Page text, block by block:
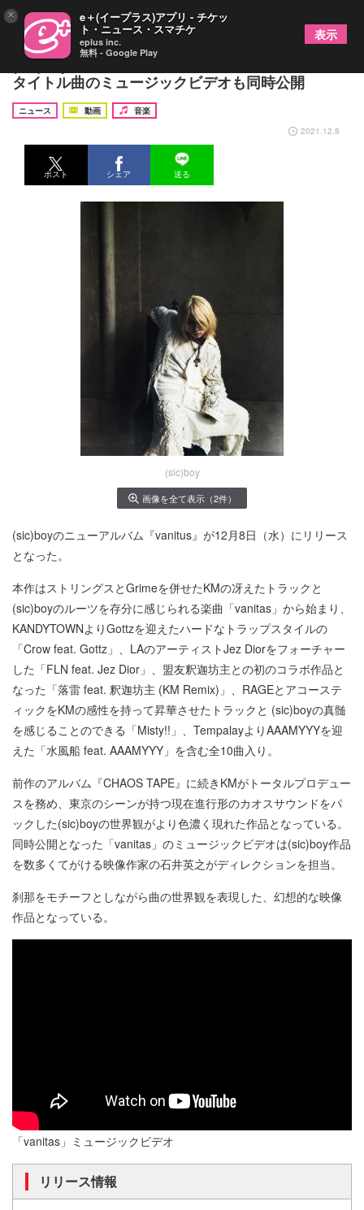
(sic)boy、ニューアルバム『vanitas』リリース
タイトル曲のミュージックビデオも同時公開
ニュース 動画
音楽
2021.12.8
ポスト シェア 送る
(sic)boy
画像を全て表示（2件）
(sic)boyのニューアルバム『vanitus』が12月8日（水）にリリース
となった。
本作はストリングスとGrimeを併せたKMの冴えたトラックと
(sic)boyのルーツを存分に感じられる楽曲「vanitas」から始まり、
KANDYTOWNよりGottzを迎えたハードなトラップスタイルの
「Crow feat. Gottz」、LAのアーティストJez Diorをフォーチャー
した「FLN feat. Jez Dior」、盟友釈迦坊主との初のコラボ作品と
なった「落雷 feat. 釈迦坊主 (KM Remix)」、RAGEとアコーステ
ィックをKMの感性を持って昇華させたトラックと (sic)boyの真髄
を感じることのできる「Misty!!」、TempalayよりAAAMYYYを迎
えた「水風船 feat. AAAMYYY」を含む全10曲入り。
前作のアルバム『CHAOS TAPE』に続きKMがトータルプロデュー
スを務め、東京のシーンが持つ現在進行形のカオスサウンドをパ
ックした(sic)boyの世界観がより色濃く現れた作品となっている。
同時公開となった「vanitas」のミュージックビデオは(sic)boy作品
を数多くてがける映像作家の石井英之がディレクションを担当。
刹那をモチーフとしながら曲の世界観を表現した、幻想的な映像
作品となっている。
「vanitas」ミュージックビデオ
リリース情報
× e＋(イープラス)アプリ - チケッ
ト・ニュース・スマチケ
eplus inc.
無料 - Google Play
表示